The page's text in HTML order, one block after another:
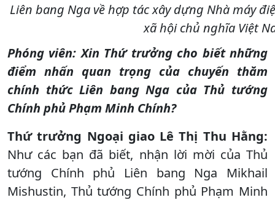
Liên bang Nga về hợp tác xây dựng Nhà máy
xã hội chủ nghĩa Việt
Phóng viên: Xin Thứ trưởng cho biết những
điểm nhấn quan trọng của chuyến thăm
chính thức Liên bang Nga của Thủ tướng
Chính phủ Phạm Minh Chính?
Thứ trưởng Ngoại giao Lê Thị Thu Hằng:
Như các bạn đã biết, nhận lời mời của Thủ
tướng Chính phủ Liên bang Nga Mikhail
Mishustin, Thủ tướng Chính phủ Phạm Minh